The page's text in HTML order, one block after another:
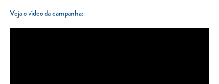
Veja o vídeo da campanha: